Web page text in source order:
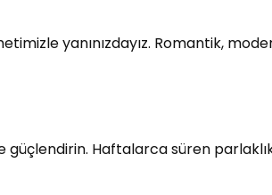
yanınızdayız. Romantik,
güçlendirin. Haftalarca süren